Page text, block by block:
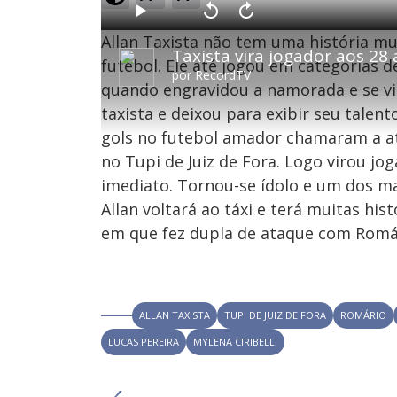
porRecordTV
P
l
y
V
o
l
t
a
r
1
0
s
g
u
n
d
s
A
v
a
n
ç
a
r
1
0
e
g
n
o
s
M
u
a
d
e
d
.
0
%
Allan Taxista não tem uma história
futebol. Ele até jogou em categorias
quando engravidou a namorada e se
taxista e deixou para exibir seu
gols no futebol amador chamaram a
no Tupi de Juiz de Fora. Logo virou
imediato. Tornou-se ídolo e um dos
Allan voltará ao táxi e terá muitas
em que fez dupla de ataque com
ALLAN TAXISTA TUPI DE JUIZ DE FORA ROMÁRIO
LUCAS PEREIRA
MYLENA CIRIBELLI